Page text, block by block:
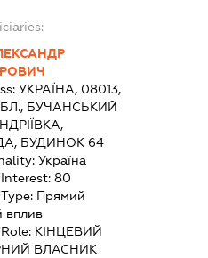
УКРАЇНА, 08013,
БУЧАНСЬКИЙ
БУДИНОК 64
Україна
80
Прямий
вплив
КІНЦЕВИЙ
ВЛАСНИК